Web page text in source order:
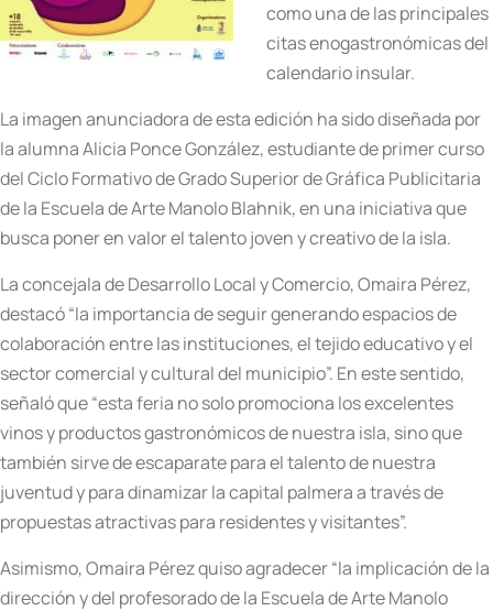
como una de las principales
citas enogastronómicas del
calendario insular.
La imagen anunciadora de esta edición ha sido diseñada por
la alumna Alicia Ponce González, estudiante de primer curso
del Ciclo Formativo de Grado Superior de Gráfica Publicitaria
de la Escuela de Arte Manolo Blahnik, en una iniciativa que
busca poner en valor el talento joven y creativo de la isla.
La concejala de Desarrollo Local y Comercio, Omaira Pérez,
destacó “la importancia de seguir generando espacios de
colaboración entre las instituciones, el tejido educativo y el
sector comercial y cultural del municipio”. En este sentido,
señaló que “esta feria no solo promociona los excelentes
vinos y productos gastronómicos de nuestra isla, sino que
también sirve de escaparate para el talento de nuestra
juventud y para dinamizar la capital palmera a través de
propuestas atractivas para residentes y visitantes”.
Asimismo, Omaira Pérez quiso agradecer “la implicación de la
dirección y del profesorado de la Escuela de Arte Manolo